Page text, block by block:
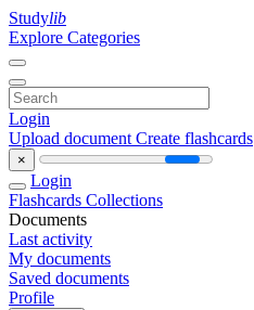
Studylib
Explore Categories
Login
Upload document Create flashcards
×
Login
Flashcards Collections
Documents
Last activity
My documents
Saved documents
Profile